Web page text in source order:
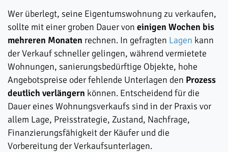
Wer überlegt, seine Eigentumswohnung zu verkaufen,
sollte mit einer groben Dauer von einigen Wochen bis
mehreren Monaten rechnen. In gefragten Lagen kann
der Verkauf schneller gelingen, während vermietete
Wohnungen, sanierungsbedürftige Objekte, hohe
Angebotspreise oder fehlende Unterlagen den Prozess
deutlich verlängern können. Entscheidend für die
Dauer eines Wohnungsverkaufs sind in der Praxis vor
allem Lage, Preisstrategie, Zustand, Nachfrage,
Finanzierungsfähigkeit der Käufer und die
Vorbereitung der Verkaufsunterlagen.